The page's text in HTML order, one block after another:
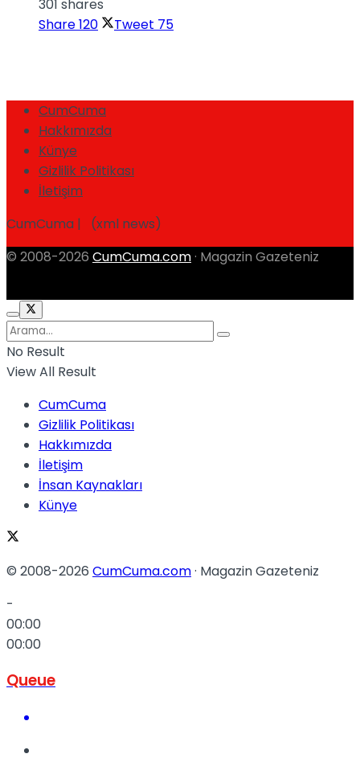
301 shares
Share120 Tweet 75
CumCuma
Hakkımızda
Künye
Gizlilik Politikası
İletişim
CumCuma | (xml news)
© 2008-2026 CumCuma.com · Magazin Gazeteniz
No Result
View All Result
CumCuma
Gizlilik Politikası
Hakkımızda
İletişim
İnsan Kaynakları
Künye
© 2008-2026 CumCuma.com· Magazin Gazeteniz
-
00:00
00:00
Queue